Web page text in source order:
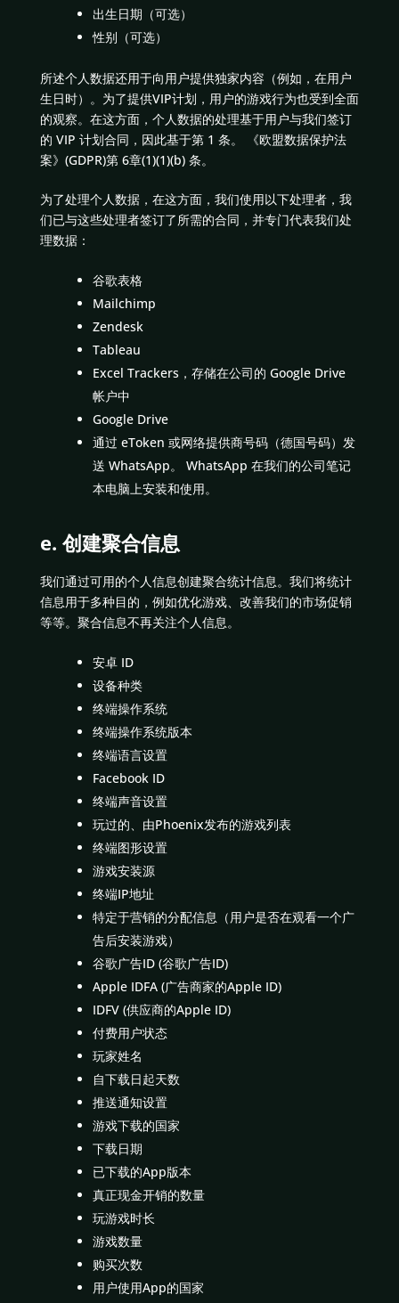
出生日期（可选）
性别（可选）
所述个人数据还用于向用户提供独家内容（例如，在用户
生日时）。为了提供VIP计划，用户的游戏行为也受到全面
的观察。在这方面，个人数据的处理基于用户与我们签订
的 VIP 计划合同，因此基于第 1 条。 《欧盟数据保护法
案》(GDPR)第 6章(1)(1)(b) 条。
为了处理个人数据，在这方面，我们使用以下处理者，我
们已与这些处理者签订了所需的合同，并专门代表我们处
理数据：
谷歌表格
Mailchimp
Zendesk
Tableau
Excel Trackers，存储在公司的 Google Drive
帐户中
Google Drive
通过 eToken 或网络提供商号码（德国号码）发
送 WhatsApp。 WhatsApp 在我们的公司笔记
本电脑上安装和使用。
e. 创建聚合信息
我们通过可用的个人信息创建聚合统计信息。我们将统计
信息用于多种目的，例如优化游戏、改善我们的市场促销
等等。聚合信息不再关注个人信息。
安卓 ID
设备种类
终端操作系统
终端操作系统版本
终端语言设置
Facebook ID
终端声音设置
玩过的、由Phoenix发布的游戏列表
终端图形设置
游戏安装源
终端IP地址
特定于营销的分配信息（用户是否在观看一个广
告后安装游戏）
谷歌广告ID (谷歌广告ID)
Apple IDFA (广告商家的Apple ID)
IDFV (供应商的Apple ID)
付费用户状态
玩家姓名
自下载日起天数
推送通知设置
游戏下载的国家
下载日期
已下载的App版本
真正现金开销的数量
玩游戏时长
游戏数量
购买次数
用户使用App的国家